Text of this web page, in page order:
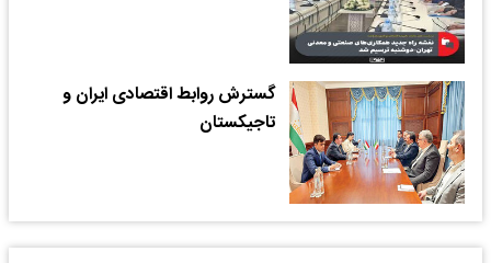
گسترش روابط اقتصادی ایران و
تاجیکستان